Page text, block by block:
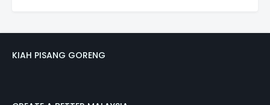
KIAH PISANG GORENG